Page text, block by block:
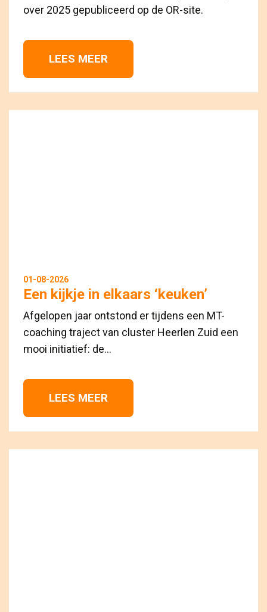
over 2025 gepubliceerd op de OR-site.
LEES MEER
01-08-2026
Een kijkje in elkaars ‘keuken’
Afgelopen jaar ontstond er tijdens een MT-
coaching traject van cluster Heerlen Zuid een
mooi initiatief: de...
LEES MEER